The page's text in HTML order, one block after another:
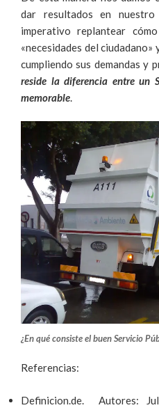
dar resultados en
imperativo replantear
«necesidades del
cumpliendo sus demandas y
reside la diferencia entre un
memorable.
¿En qué consiste el buen Servicio
Referencias:
Definicion.de. Autores: